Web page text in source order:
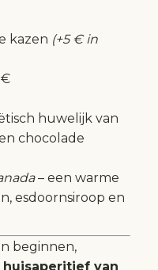
kazen (+5 € in
€
huwelijk van
chocolade
– een warme
esdoornsiroop en
beginnen,
huisaperitief van